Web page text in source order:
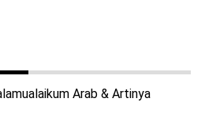
Arab & Artinya